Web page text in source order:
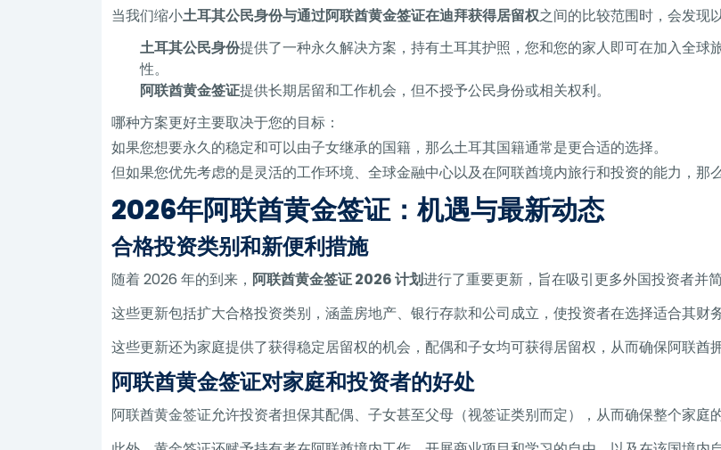
当我们缩小土耳其公民身份与通过阿联酋黄金签证在迪拜获得居留权之间的比较范围时，会发现
土耳其公民身份提供了一种永久解决方案，持有土耳其护照，您和您的家人即可在加入全
性。
阿联酋黄金签证提供长期居留和​​工作机会，但不授予公民身份或相关权利。
哪种方案更好主要取决于您的目标：
如果您想要永久的稳定和可以由子女继承的国籍，那么土耳其国籍通常是更合适的选择。
但如果您优先考虑的是灵活的工作环境、全球金融中心以及在阿联酋境内旅行和投资的能力，那
2026年阿联酋黄金签证：机遇与最新动态
合格投资类别和新便利措施
随着 2026 年的到来， 阿联酋黄金签证 2026 计划进行了重要更新，旨在吸引更多外国投资者并
这些更新包括扩大合格投资类别，涵盖房地产、银行存款和公司成立，使投资者在选择适合其财
这些更新还为家庭提供了获得稳定居留权的机会，配偶和子女均可获得居留权，从而确保阿联酋
阿联酋黄金签证对家庭和投资者的好处
阿联酋黄金签证允许投资者担保其配偶、子女甚至父母（视签证类别而定），从而确保整个家庭